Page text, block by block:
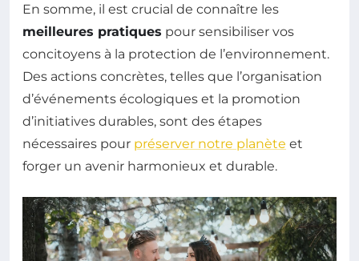
En somme, il est crucial de connaître les
meilleures pratiques pour sensibiliser vos
concitoyens à la protection de l’environnement.
Des actions concrètes, telles que l’organisation
d’événements écologiques et la promotion
d’initiatives durables, sont des étapes
nécessaires pour préserver notre planète et
forger un avenir harmonieux et durable.